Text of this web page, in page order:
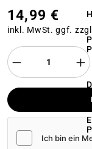
14,99 €
inkl. MwSt. ggf.